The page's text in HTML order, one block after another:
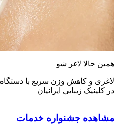
همین حالا لاغر شو
لاغری و کاهش وزن سریع با دستگاه
در کلینیک زیبایی ایرانیان
مشاهده جشنواره خدمات